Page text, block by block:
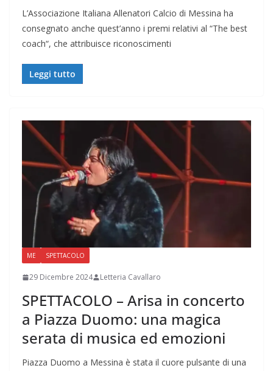
L’Associazione Italiana Allenatori Calcio di Messina ha
consegnato anche quest’anno i premi relativi al “The best
coach“, che attribuisce riconoscimenti
Leggi tutto
ME SPETTACOLO
29 Dicembre 2024 Letteria Cavallaro
SPETTACOLO – Arisa in concerto
a Piazza Duomo: una magica
serata di musica ed emozioni
Piazza Duomo a Messina è stata il cuore pulsante di una